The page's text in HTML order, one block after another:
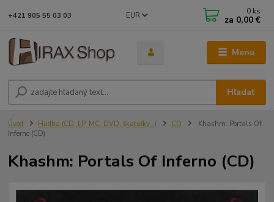
Menu
EUR
Hľadať
+421 905 55 03 03 0 ks
za 0,00 €
Úvod Hudba (CD, LP, MC, DVD, škatuľky...) CD
Khashm: Portals Of
Inferno (CD)
Khashm: Portals Of Inferno (CD)